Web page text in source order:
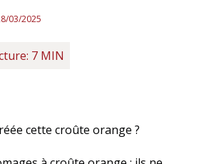
03/2025
7 MIN
cette croûte orange ?